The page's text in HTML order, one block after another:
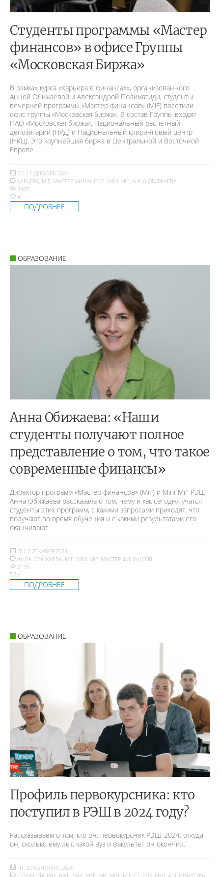
Студенты программы «Мастер
финансов» в офисе Группы
«Московская Биржа»
В рамках курса «Карьера в финансах», организованного
Анной Обижаевой и Александрой Полиматиди, студенты
вечерней программы «Мастер финансов» (MiF) посетили
офис группы «Московская биржа». В состав Группы входят
ПАО «Московская биржа», Национальный расчетный
депозитарий (НРД) и Национальный клиринговый центр
(НКЦ). Это крупнейшая биржа в Центральной и Восточной
Европе.
ВТ, 17 ДЕКАБРЯ 2024
КАРЬЕРА, MIF, МАСТЕР ФИНАНСОВ, MINI-MIF, АННА ОБИЖАЕВА
2487
4
ПОДРОБНЕЕ
ОБРАЗОВАНИЕ
Анна Обижаева: «Наши
студенты получают полное
представление о том, что такое
современные финансы»
Директор программ «Мастер финансов» (MiF) и Mini-MiF РЭШ
Анна Обижаева рассказала о том, чему и как сегодня учатся
студенты этих программ, с какими запросами приходят, что
получают во время обучения и с какими результатами его
оканчивают.
ПН, 2 ДЕКАБРЯ 2024
АННА ОБИЖАЕВА MIF MINI-MIF МАСТЕР ФИНАНСОВ
2179
9
ПОДРОБНЕЕ
ОБРАЗОВАНИЕ
Профиль первокурсника: кто
поступил в РЭШ в 2024 году?
Рассказываем о том, кто он, первокурсник РЭШ-2024: откуда
он, сколько ему лет, какой вуз и факультет он окончил.
ПТ, 20 СЕНТЯБРЯ 2024
СТУДЕНТЫ BAE MAE MAF MSF MIF MINI-MIF ET EDS PHD АСПИРАНТУРА